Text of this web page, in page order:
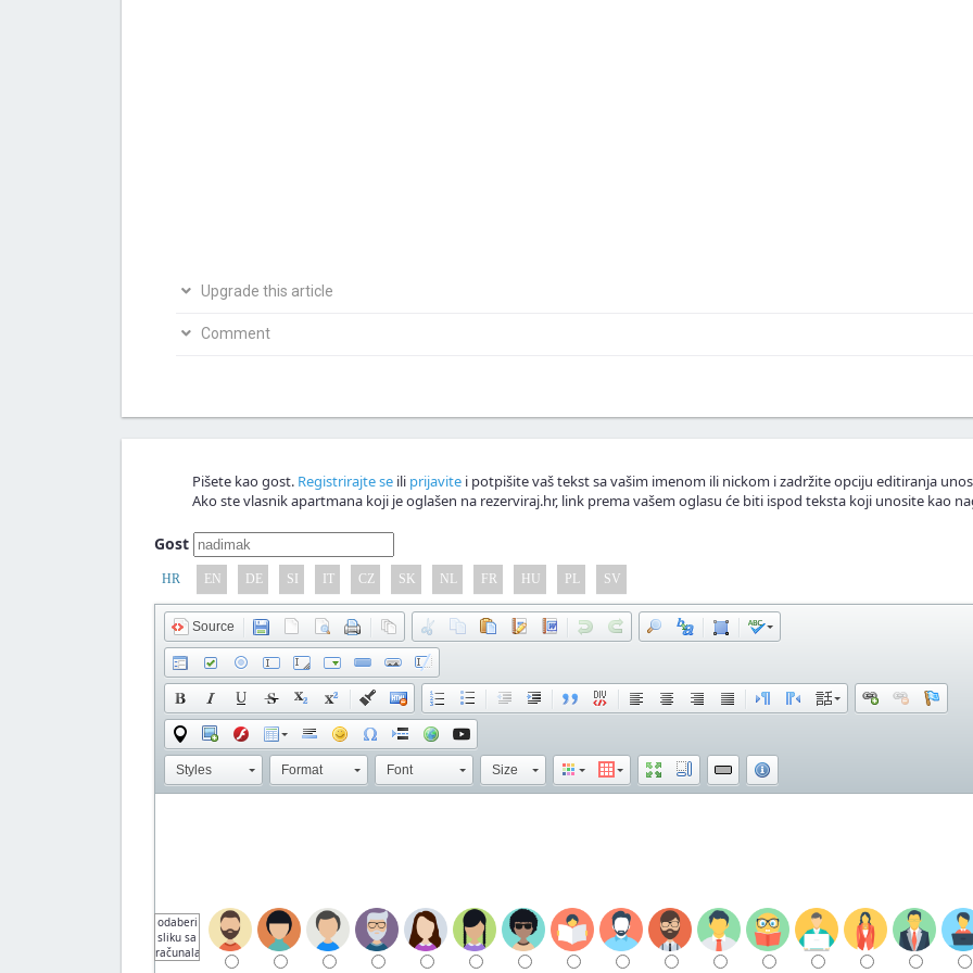
Upgrade this article
Bio si na ovom mjestu? Podijeli s nama svoja iskustva ili fotografije.
Comment
Pišete kao gost. Registrirajte se ili prijavite i potpišite vaš tekst sa vašim imenom ili nickom i zadržite opciju editiranja
Ako ste vlasnik apartmana koji je oglašen na rezerviraj.hr, link prema vašem oglasu će biti ispod teksta koji unosite kao
Gost
HR EN DE SI IT CZ SK NL FR HU PL SV
Source
Styles Format Font Size
odaberi
sliku sa
računala